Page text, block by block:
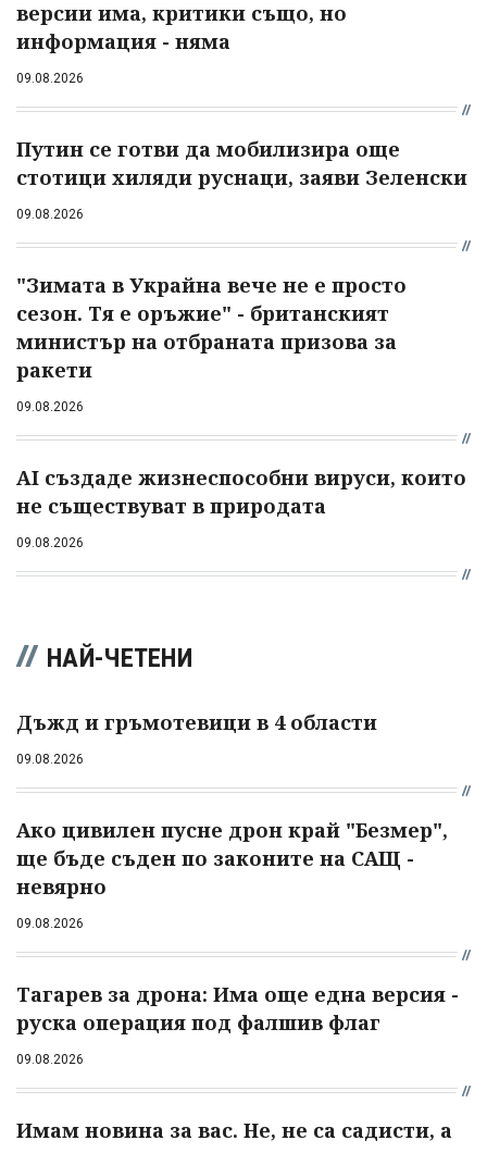
версии има, критики също, но
информация - няма
09.08.2026
Путин се готви да мобилизира още
стотици хиляди руснаци, заяви Зеленски
09.08.2026
"Зимата в Украйна вече не е просто
сезон. Тя е оръжие" - британският
министър на отбраната призова за
ракети
09.08.2026
AI създаде жизнеспособни вируси, които
не съществуват в природата
09.08.2026
НАЙ-ЧЕТЕНИ
Дъжд и гръмотевици в 4 области
09.08.2026
Ако цивилен пусне дрон край "Безмер",
ще бъде съден по законите на САЩ -
невярно
09.08.2026
Тагарев за дрона: Има още една версия -
руска операция под фалшив флаг
09.08.2026
Имам новина за вас. Не, не са садисти, а